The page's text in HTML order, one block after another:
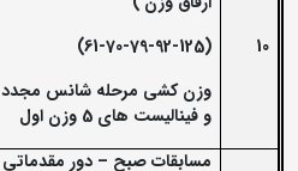
10
(61-70-79-92-125)
وزن کشی مرحله شانس مجدد
و فینالیست های5 وزن اول
مسابقات صبح – دور مقدماتی